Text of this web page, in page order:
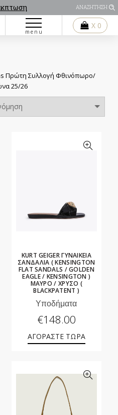
ΑΝΑΖΗΤΗΣΗ
menu
X 0
Πρώτη Συλλογή Φθινόπωρο/
25/26
KURT GEIGER ΓΥΝΑΙΚΕΙΑ
ΣΑΝΔΑΛΙΑ ( KENSINGTON
FLAT SANDALS / GOLDEN
EAGLE / KENSINGTON )
ΜΑΥΡΟ / ΧΡΥΣΟ (
BLACKPATENT )
Υποδήματα
€148.00
ΑΓΟΡΑΣΤΕ ΤΩΡΑ